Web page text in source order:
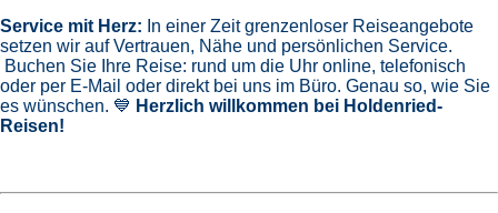
Service mit Herz: In einer Zeit grenzenloser Reiseangebote
setzen wir auf Vertrauen, Nähe und persönlichen Service.
Buchen Sie Ihre Reise: rund um die Uhr online, telefonisch
oder per E-Mail oder direkt bei uns im Büro. Genau so, wie Sie
es wünschen. 💙 Herzlich willkommen bei Holdenried-
Reisen!